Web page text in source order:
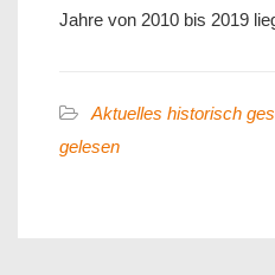
Jahre von 2010 bis 2019
Aktuelles historisch
gelesen